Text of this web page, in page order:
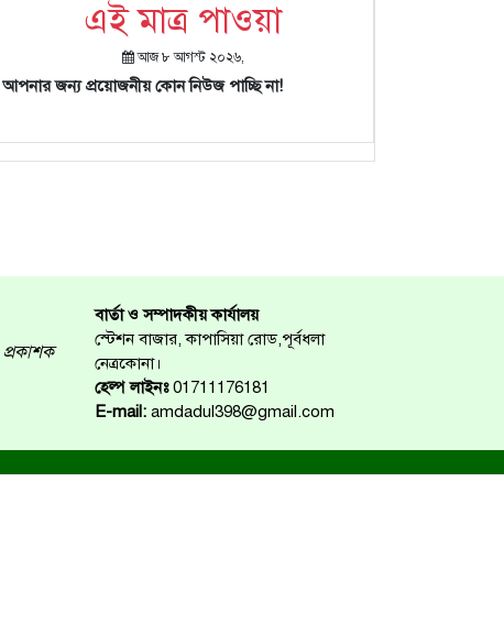
এই মাত্র পাওয়া
আজ ৮ আগস্ট ২০২৬,
আপনার জন্য প্রয়োজনীয় কোন নিউজ পাচ্ছি না!
প্রকাশক
বার্তা ও সম্পাদকীয় কার্যালয়
স্টেশন বাজার, কাপাসিয়া রোড,পূর্বধলা
নেত্রকোনা।
হেল্প লাইনঃ01711176181
E-mail: amdadul398@gmail.com